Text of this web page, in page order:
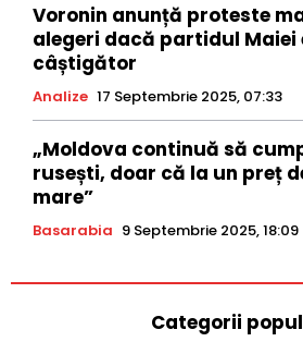
Voronin anunță proteste
alegeri dacă partidul Maiei
câștigător
Analize 17 Septembrie 2025, 07:33
„Moldova continuă să
rusești, doar că la un preț
mare”
Basarabia 9 Septembrie 2025, 18:09
Categorii